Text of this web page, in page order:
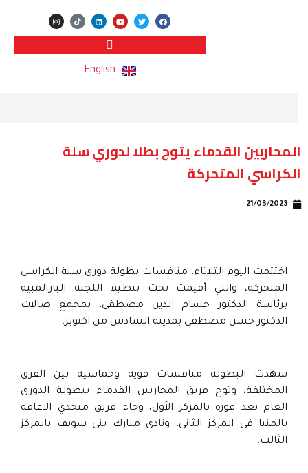
English
المحاربين القدماء يتوج بطلا لدوري سلة
الكراسي المتحركة
21/03/2023
اختتمت اليوم الثلاثاء، منافسات بطولة دورى سلة الكراسى
المتحركة، والتي أقيمت تحت تنظيم اللجنه البارالمبية
برئاسة الدكتور حسام الدين مصطفى، بمجمع صالات
الدكتور حسن مصطفى بمدينة السادس من اكتوبر.
شهدت البطولة منافسات قوية وحماسية بين الفرق
المختلفة، وتوج فريق المحاربين القدماء ببطولة الدوري
العام بعد فوزه بالمركز الأول، وجاء فريق متحدي الاعاقة
بالمنيا في المركز الثاني، ونادي مبارك بني سويف بالمركز
الثالث.